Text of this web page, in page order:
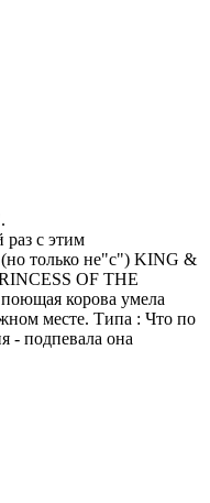
с этим
только не"с") KING &
OF THE
корова умела
месте. Типа : Что по
- подпевала она